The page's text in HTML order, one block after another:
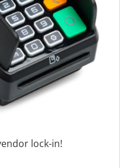
lock-in!